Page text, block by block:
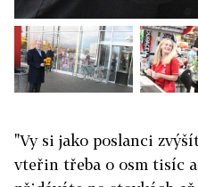
"Vy si jako poslanci
vteřin třeba o osm tisíc